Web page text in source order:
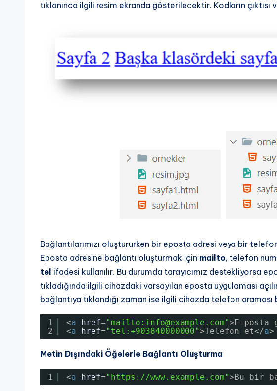
tıklanınca ilgili resim ekranda gösterilecektir. Kodların çıktısı
Bağlantılarımızı oluştururken bir eposta adresi veya bir
Eposta adresine bağlantı oluşturmak için mailto, telefon
tel ifadesi kullanılır. Bu durumda tarayıcımız destekliyorsa
tıkladığında ilgili cihazdaki varsayılan eposta uygulaması
bağlantıya tıklandığı zaman ise ilgili cihazda telefon araması
1
2
<a href="mailto:info@example.com">E-posta
<a href="tel:+903840000000">Telefon et</a>
Metin Dışındaki Öğelerle Bağlantı Oluşturma
1 <a href=" https://www.example.com">Bu bir